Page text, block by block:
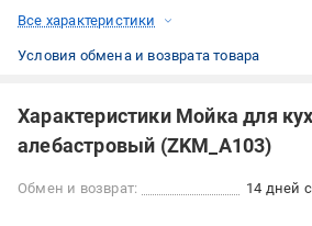
Все характеристики
Условия обмена и возврата товара
Характеристики Мойка для
алебастровый (ZKM_A103)
Обмен и возврат: 14 дней